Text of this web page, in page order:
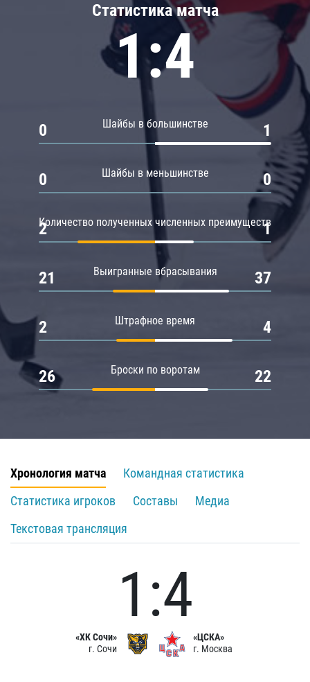
Статистика матча
1:4
Шайбы в большинстве
0 1
Шайбы в меньшинстве
0 0
Количество полученных численных преимуществ
2 1
Выигранные вбрасывания
21 37
Штрафное время
2 4
Броски по воротам
26 22
Хронология матча
Командная статистика
Статистика игроков
Составы
Медиа
Текстовая трансляция
«ХК Сочи»
г. Сочи
1:4
«ЦСКА»
г. Москва